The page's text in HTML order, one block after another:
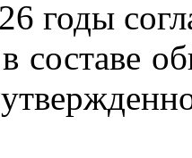
годы
составе